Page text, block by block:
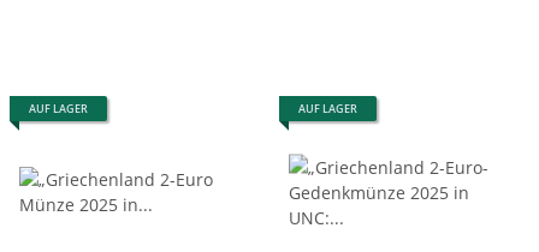
AUF LAGER AUF LAGER